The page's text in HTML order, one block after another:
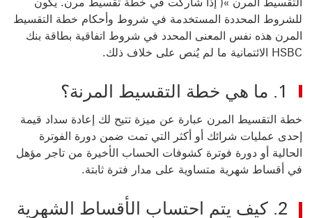
للشروط المحددة المستخدمة في شروط وأحكام خطة التقسيط
المرن هذه نفس المعنى المحدد في شروط اتفاقية بطاقة بنك
HSBC الائتمانية ما لم يُنص على خلاف ذلك.
1. ما هي خطة التقسيط المرنة؟
خطة التقسيط المرن عبارة عن ميزة تتيح لك إعادة سداد قيمة
إحدى عمليات شرائك أو أكثر التي تمت ضمن دورة الفوترة
الحالية أو دورة فوترة كشوفات الحساب الأخيرة من تاجر مؤهل
في أقساط شهرية متساوية على مدار فترة ثابتة.
2. كيف يتم احتساب الأقساط الشهرية